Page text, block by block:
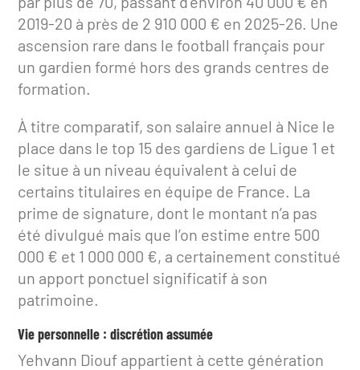
2019-20 à près de 2 910 000 € en 2025-26. Une
ascension rare dans le football français pour
un gardien formé hors des grands centres de
formation.
À titre comparatif, son salaire annuel à Nice le
place dans le top 15 des gardiens de Ligue 1 et
le situe à un niveau équivalent à celui de
certains titulaires en équipe de France. La
prime de signature, dont le montant n’a pas
été divulgué mais que l’on estime entre 500
000 € et 1 000 000 €, a certainement constitué
un apport ponctuel significatif à son
patrimoine.
Vie personnelle : discrétion assumée
Yehvann Diouf appartient à cette génération